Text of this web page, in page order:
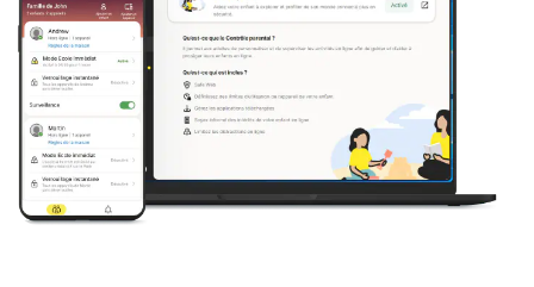
ne soient exploités. §
Password Manager
Créez, stockez et gérez vos mots de passe, cartes de
crédit et autres informations personnelles dans votre
coffre-fort numérique privé, accessible sur vos appareils.